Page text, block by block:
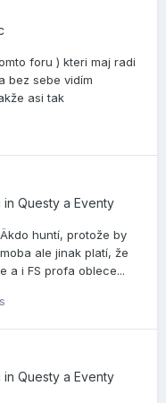
foru ) kteri maj radi
bez sebe vidí­m
asi tak
in Questy a Eventy
huntí­, protože by
ale jinak platí­, že
a i FS profa oblece...
in Questy a Eventy